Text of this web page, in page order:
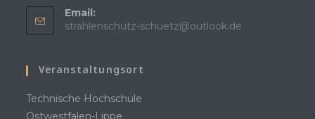
Email:
strahlenschutz-schuetz@outlook.de
Veranstaltungsort
Technische Hochschule
Ostwestfalen-Lippe